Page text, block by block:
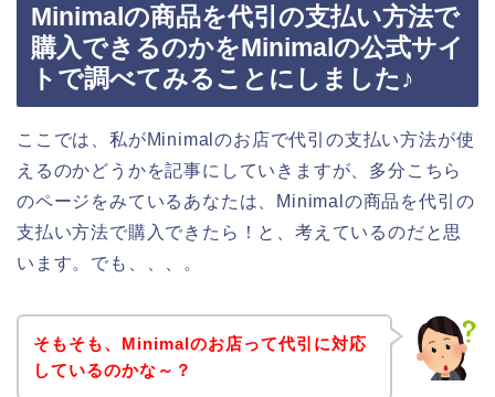
Minimalの商品を代引の支払い方法で
購入できるのかをMinimalの公式サイ
トで調べてみることにしました♪
ここでは、私がMinimalのお店で代引の支払い方法が使
えるのかどうかを記事にしていきますが、多分こちら
のページをみているあなたは、Minimalの商品を代引の
支払い方法で購入できたら！と、考えているのだと思
います。でも、、、。
そもそも、Minimalのお店って代引に対応
しているのかな～？